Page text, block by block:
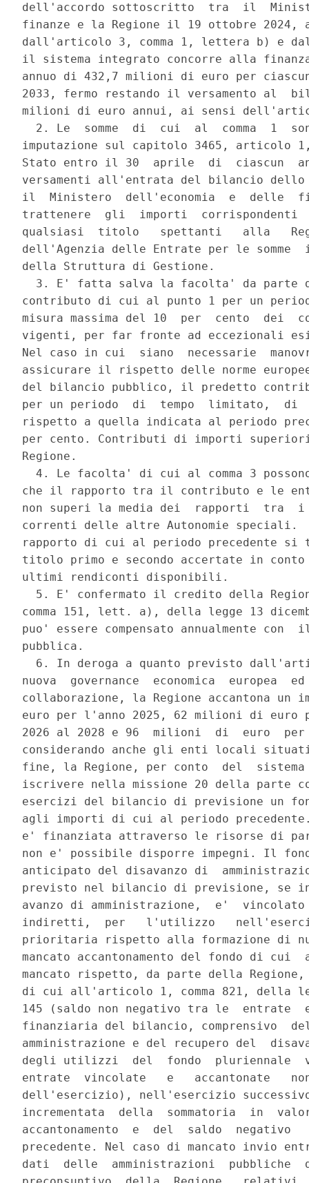
dell'accordo sottoscritto  tra  il
finanze e la Regione il 19 ottobre
dall'articolo 3, comma 1, lettera b) e
il sistema integrato concorre alla
annuo di 432,7 milioni di euro per
2033, fermo restando il versamento al
milioni di euro annui, ai sensi
2. Le  somme  di  cui  al  comma  1
imputazione sul capitolo 3465, articolo
Stato entro il 30  aprile  di  ciascun
versamenti all'entrata del bilancio
il  Ministero  dell'economia  e  delle
trattenere  gli  importi  corrispondenti
qualsiasi  titolo   spettanti   alla
dell'Agenzia delle Entrate per le
della Struttura di Gestione.
3. E' fatta salva la facolta' da parte
contributo di cui al punto 1 per un
misura massima del 10  per  cento  dei
vigenti, per far fronte ad eccezionali
Nel caso in cui  siano  necessarie
assicurare il rispetto delle norme
del bilancio pubblico, il predetto
per un periodo  di  tempo  limitato,  di
rispetto a quella indicata al periodo
per cento. Contributi di importi
Regione.
4. Le facolta' di cui al comma 3
che il rapporto tra il contributo e le
non superi la media dei  rapporti  tra
correnti delle altre Autonomie
rapporto di cui al periodo precedente
titolo primo e secondo accertate in
ultimi rendiconti disponibili.
5. E' confermato il credito della
comma 151, lett. a), della legge 13
puo' essere compensato annualmente
pubblica.
6. In deroga a quanto previsto
nuova  governance  economica
collaborazione, la Regione accantona
euro per l'anno 2025, 62 milioni di euro
2026 al 2028 e 96  milioni  di  euro
considerando anche gli enti locali
fine, la Regione, per conto  del
iscrivere nella missione 20 della parte
esercizi del bilancio di previsione un
agli importi di cui al periodo
e' finanziata attraverso le risorse di
non e' possibile disporre impegni. Il
anticipato del disavanzo di
previsto nel bilancio di previsione, se
avanzo di amministrazione,  e'
indiretti,  per   l'utilizzo
prioritaria rispetto alla formazione di
mancato accantonamento del fondo di
mancato rispetto, da parte della
di cui all'articolo 1, comma 821, della
145 (saldo non negativo tra le  entrate
finanziaria del bilancio, comprensivo
amministrazione e del recupero del
degli utilizzi  del  fondo  pluriennale
entrate  vincolate   e   accantonate
dell'esercizio), nell'esercizio
incrementata  della  sommatoria  in
accantonamento  e  del  saldo
precedente. Nel caso di mancato invio
dati  delle  amministrazioni  pubbliche